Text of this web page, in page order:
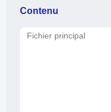
Contenu
Fichier principal